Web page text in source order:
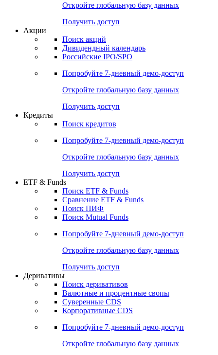
Откройте глобальную базу данных
Получить доступ
Акции
Поиск акций
Дивидендный календарь
Российские IPO/SPO
Попробуйте 7-дневный демо-доступ
Откройте глобальную базу данных
Получить доступ
Кредиты
Поиск кредитов
Попробуйте 7-дневный демо-доступ
Откройте глобальную базу данных
Получить доступ
ETF & Funds
Поиск ETF & Funds
Сравнение ETF & Funds
Поиск ПИФ
Поиск Mutual Funds
Попробуйте 7-дневный демо-доступ
Откройте глобальную базу данных
Получить доступ
Деривативы
Поиск деривативов
Валютные и процентные свопы
Суверенные CDS
Корпоративные CDS
Попробуйте 7-дневный демо-доступ
Откройте глобальную базу данных